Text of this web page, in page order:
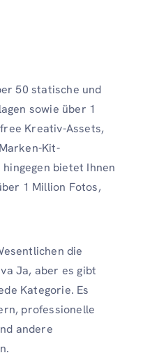
50 statische und
sowie über 1
Kreativ-Assets,
Kit-
bietet Ihnen
1 Million Fotos,
die
Ja, aber es gibt
Kategorie. Es
professionelle
andere